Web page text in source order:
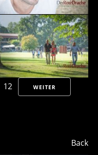
12 WEITER
Back